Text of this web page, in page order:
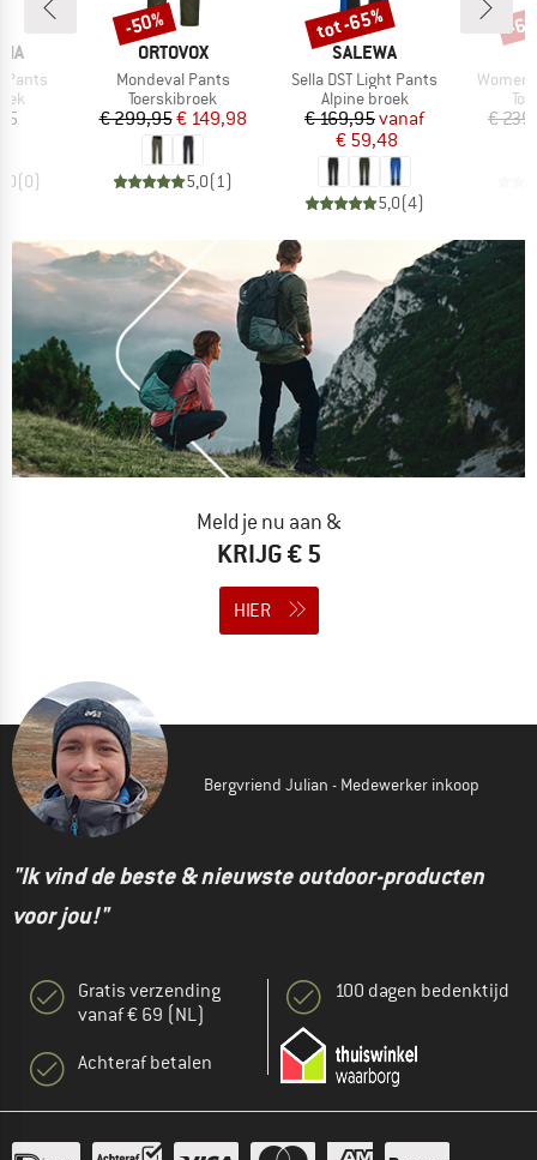
Pants
(0)
MERK
ORTOVOX
Artikel
Mondeval Pants
Productgroep
Toerskibroek
Prijs
€ 299,95Verlaagde prijs
€ 149,98
5,0( 1)
Korting
-50%
MERK
SALEWA
Artikel
Sella DST Light Pants
Productgroep
Alpine broek
Prijs
€ 169,95Verlaagde prijs
vanaf
€ 59,48
5,0(4)
Korting
tot -65%
Artikel
€
-
Meld je nu aan &
KRIJG € 5
HIER
Bergvriend Julian - Medewerker inkoop
"Ik vind de beste & nieuwste outdoor-producten
voor jou!"
Gratis verzending
vanaf € 69 (NL)
Achteraf betalen
100 dagen bedenktijd